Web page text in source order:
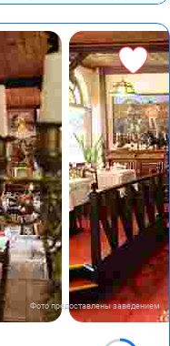
Фото предоставлены заведением